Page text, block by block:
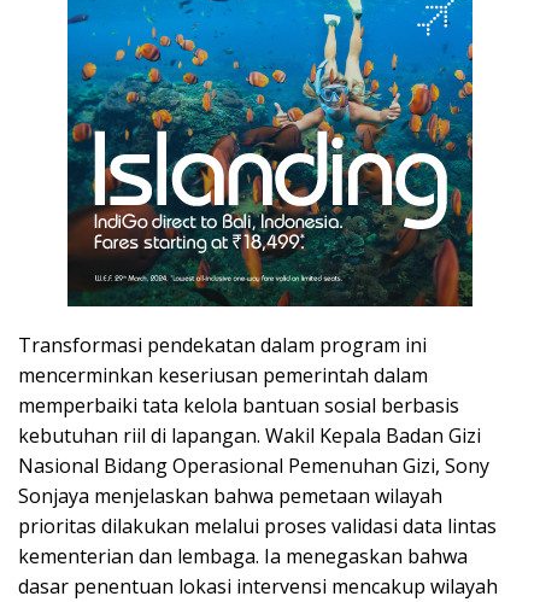
Transformasi pendekatan dalam program ini
mencerminkan keseriusan pemerintah dalam
memperbaiki tata kelola bantuan sosial berbasis
kebutuhan riil di lapangan. Wakil Kepala Badan Gizi
Nasional Bidang Operasional Pemenuhan Gizi, Sony
Sonjaya menjelaskan bahwa pemetaan wilayah
prioritas dilakukan melalui proses validasi data lintas
kementerian dan lembaga. Ia menegaskan bahwa
dasar penentuan lokasi intervensi mencakup wilayah